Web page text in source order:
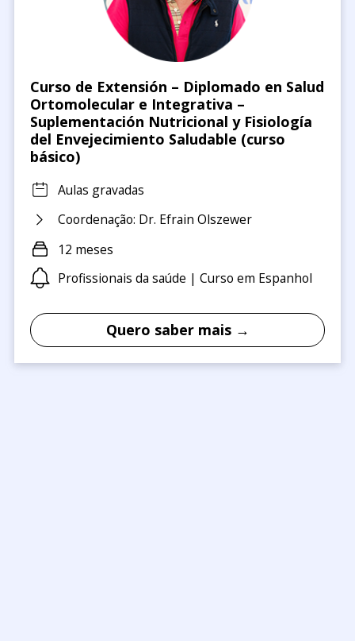
Curso de Extensión – Diplomado en Salud
Ortomolecular e Integrativa –
Suplementación Nutricional y Fisiología
del Envejecimiento Saludable (curso
básico)
Aulas gravadas
Coordenação: Dr. Efrain Olszewer
12 meses
Profissionais da saúde | Curso em Espanhol
Quero saber mais →